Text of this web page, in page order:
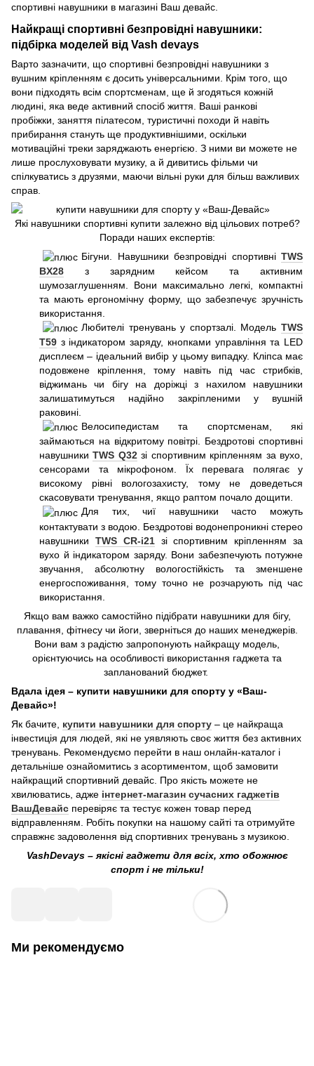
спортивні навушники в магазині Ваш девайс.
Найкращі спортивні безпровідні навушники:
підбірка моделей від Vash devays
Варто зазначити, що спортивні безпровідні навушники з
вушним кріпленням є досить універсальними. Крім того, що
вони підходять всім спортсменам, ще й згодяться кожній
людині, яка веде активний спосіб життя. Ваші ранкові
пробіжки, заняття пілатесом, туристичні походи й навіть
прибирання стануть ще продуктивнішими, оскільки
мотиваційні треки заряджають енергією. З ними ви можете не
лише прослуховувати музику, а й дивитись фільми чи
спілкуватись з друзями, маючи вільні руки для більш важливих
справ.
Які навушники спортивні купити залежно від цільових потреб?
Поради наших експертів:
Бігуни. Навушники безпровідні спортивні TWS
BX28 з зарядним кейсом та активним
шумозаглушенням. Вони максимально легкі, компактні
та мають ергономічну форму, що забезпечує зручність
використання.
Любителі тренувань у спортзалі. Модель TWS
T59 з індикатором заряду, кнопками управління та LED
дисплеєм – ідеальний вибір у цьому випадку. Кліпса має
подовжене кріплення, тому навіть під час стрибків,
віджимань чи бігу на доріжці з нахилом навушники
залишатимуться надійно закріпленими у вушній
раковині.
Велосипедистам та спортсменам, які
займаються на відкритому повітрі. Бездротові спортивні
навушникиTWS Q32зі спортивним кріпленням за вухо,
сенсорами та мікрофоном. Їх перевага полягає у
високому рівні вологозахисту, тому не доведеться
скасовувати тренування, якщо раптом почало дощити.
Для тих, чиї навушники часто можуть
контактувати з водою. Бездротові водонепроникні стерео
навушники TWS CR-i21зі спортивним кріпленням за
вухо й індикатором заряду. Вони забезпечують потужне
звучання, абсолютну вологостійкість та зменшене
енергоспоживання, тому точно не розчарують під час
використання.
Якщо вам важко самостійно підібрати навушники для бігу,
плавання, фітнесу чи йоги, зверніться до наших менеджерів.
Вони вам з радістю запропонують найкращу модель,
орієнтуючись на особливості використання гаджета та
запланований бюджет.
Вдала ідея – купити навушники для спорту у «Ваш-
Девайс»!
Як бачите, купити навушники для спорту – це найкраща
інвестиція для людей, які не уявляють своє життя без активних
тренувань. Рекомендуємо перейти в наш онлайн-каталог і
детальніше ознайомитись з асортиментом, щоб замовити
найкращий спортивний девайс. Про якість можете не
хвилюватись, адже інтернет-магазин сучасних гаджетів
ВашДевайс перевіряє та тестує кожен товар перед
відправленням. Робіть покупки на нашому сайті та отримуйте
справжнє задоволення від спортивних тренувань з музикою.
VashDevays – якісні гаджети для всіх, хто обожнює
спорт і не тільки!
Ми рекомендуємо